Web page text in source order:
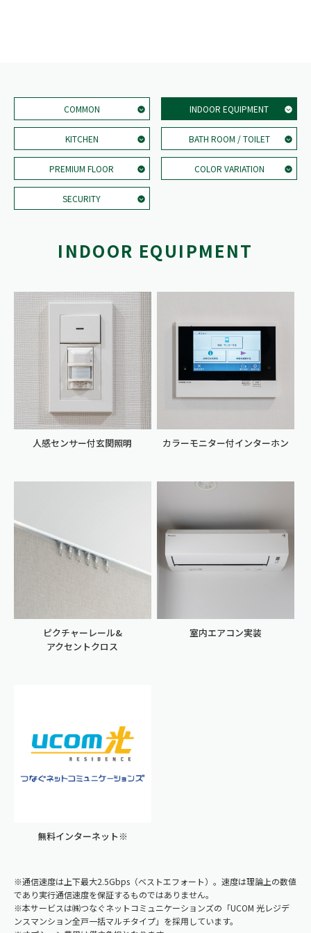
COMMON INDOOR EQUIPMENT
KITCHEN BATH ROOM / TOILET
PREMIUM FLOOR COLOR VARIATION
SECURITY
INDOOR EQUIPMENT
人感センサー付玄関照明 カラーモニター付インターホン
ピクチャーレール&
アクセントクロス
室内エアコン実装
無料インターネット※
※通信速度は上下最大2.5Gbps（ベストエフォート）。速度は理論上の数値
であり実行通信速度を保証するものではありません。
※本サービスは㈱つなぐネットコミュニケーションズの「UCOM 光レジデ
ンスマンション全戸一括マルチタイプ」を採用しています。